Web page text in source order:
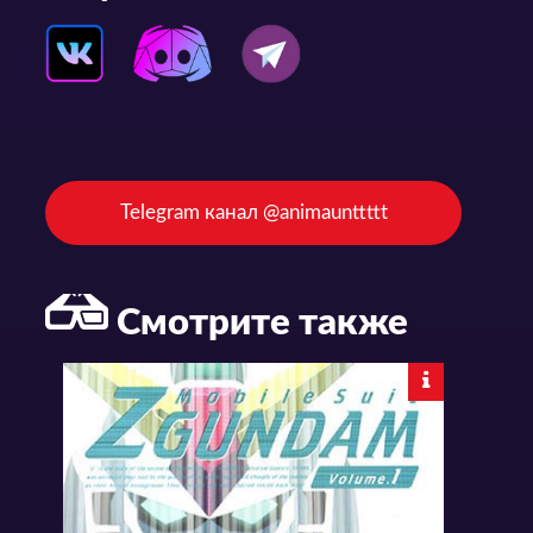
Telegram канал @animaunttttt
Смотрите также